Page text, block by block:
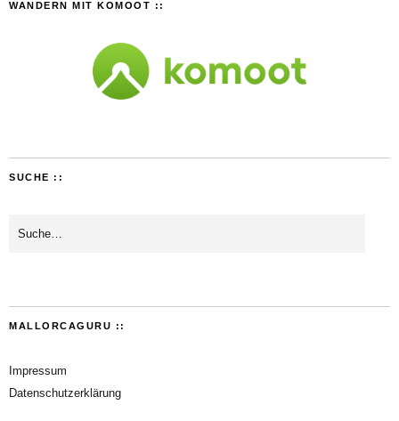
WANDERN MIT KOMOOT ::
SUCHE ::
MALLORCAGURU ::
Impressum
Datenschutzerklärung